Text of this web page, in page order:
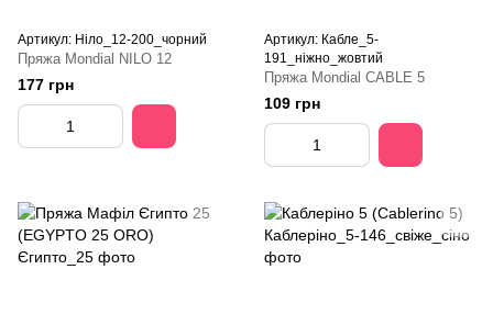
Артикул: Ніло_12-200_чорний
Пряжа Mondial NILO 12
177 грн
Артикул: Кабле_5-
191_ніжно_жовтий
Пряжа Mondial CABLE 5
109 грн